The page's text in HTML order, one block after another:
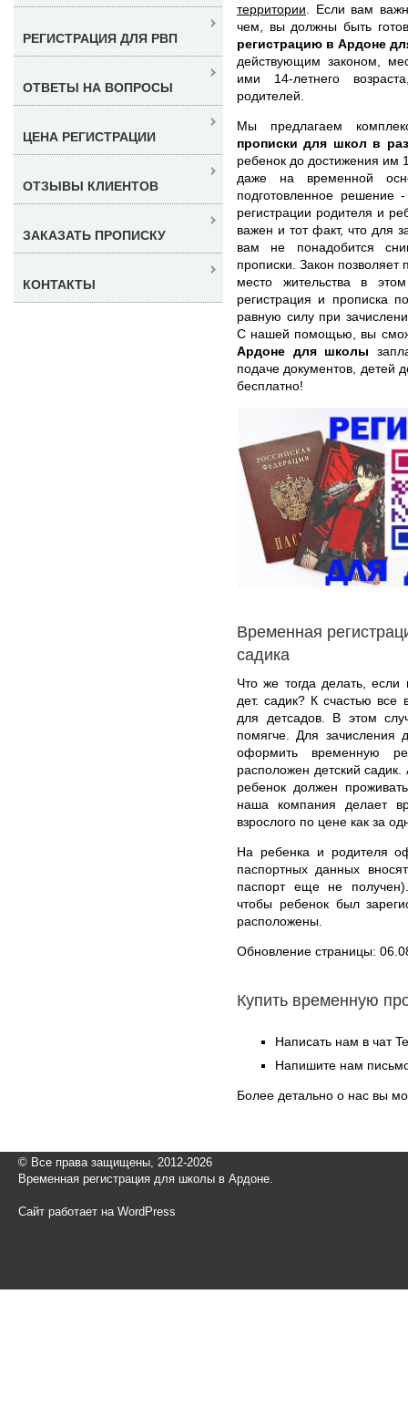
территории . Если вам
чем, вы должны быть
регистрацию в Ардоне
действующим законом,
ими 14-летнего
родителей.
Мы предлагаем
прописки для школ в
ребенок до достижения им
даже на временной
подготовленное
регистрации родителя и
важен и тот факт, что для
вам не понадобится
прописки. Закон
место жительства в
регистрация и прописка
равную силу при
С нашей помощью, вы
Ардоне для школы
подаче документов, детей
бесплатно!
Временная
садика
Что же тогда делать,
дет. садик? К счастью все
для детсадов. В этом
помягче. Для зачисления
оформить временную
расположен детский
ребенок должен
наша компания делает
взрослого по цене как за
На ребенка и родителя
паспортных данных
паспорт еще не
чтобы ребенок был
расположены.
Обновление страницы:
Купить временную
Написать нам в чат
Напишите нам
Более детально о нас вы
РЕГИСТРАЦИЯ ДЛЯ РВП
ОТВЕТЫ НА ВОПРОСЫ
ЦЕНА РЕГИСТРАЦИИ
ОТЗЫВЫ КЛИЕНТОВ
ЗАКАЗАТЬ ПРОПИСКУ
КОНТАКТЫ
© Все права защищены, 2012-2026
Временная регистрация для школы в Ардоне.
Сайт работает на WordPress